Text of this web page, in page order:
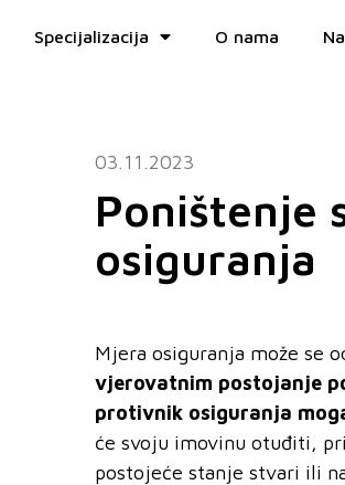
Specijalizacija O nama
03.11.2023
Poništenje
osiguranja
Mjera osiguranja može se
vjerovatnim postojanje
protivnik osiguranja
će svoju imovinu otuđiti,
postojeće stanje stvari ili